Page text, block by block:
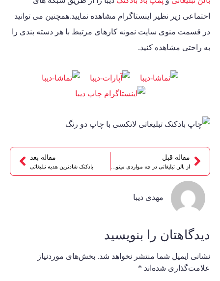
احتماعی زیر نظیر اینستاگرام مشاهده نمایید.همچنین می توانید
در قسمت منوی سایت نمونه کارهای مرتبط با هر دسته بندی را
به راحتی مشاهده کنید.
مقاله قبل مقاله بعد
بادکنک شادترین هدیه تبلیغاتی
مهدی دیبا
دیدگاهتان را بنویسید
نشانی ایمیل شما منتشر نخواهد شد. بخش‌های موردنیاز
علامت‌گذاری شده‌اند *